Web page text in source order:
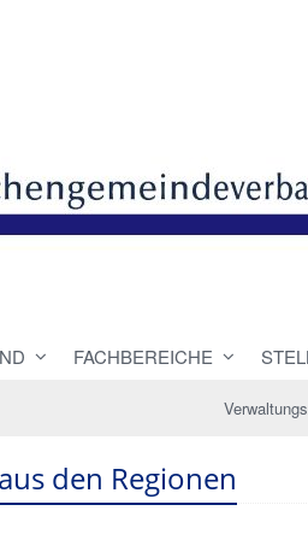
FACHBEREICHE
den Regionen